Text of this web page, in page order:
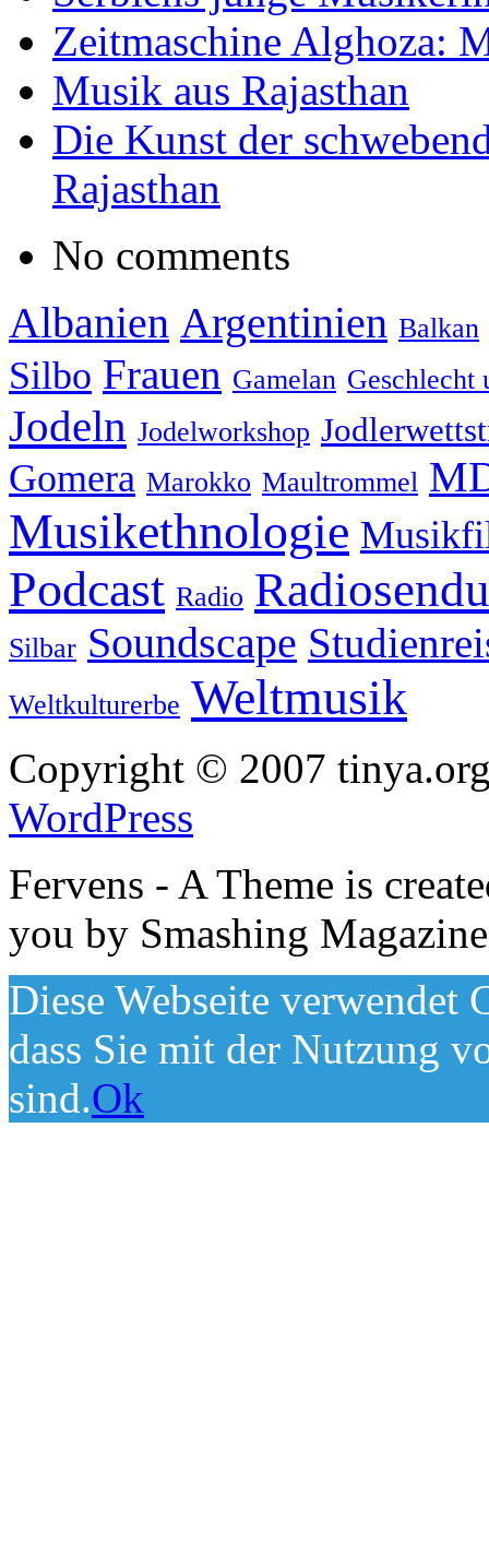
Zeitmaschine Alghoza:
Musik aus Rajasthan
Die Kunst der
Rajasthan
No comments
Albanien Argentinien Balkan
Silbo Frauen Gamelan Geschlecht
Jodeln Jodelworkshop
Gomera Marokko Maultrommel
Musikethnologie
Podcast Radio
Silbar Soundscape
Weltkulturerbe Weltmusik
Copyright © 2007
WordPress
Fervens - A Theme is
you by Smashing Magazine
Diese Webseite verwendet
dass Sie mit der Nutzung
sind.Ok